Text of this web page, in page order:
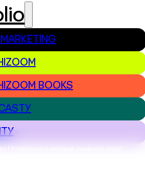
| Prohlášení o ochraně osobních údajů
BOOKS